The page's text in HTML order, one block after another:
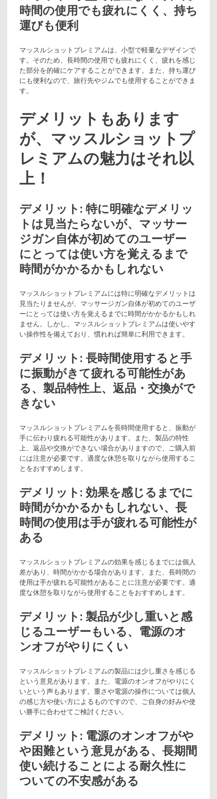
時間の使用でも疲れにくく、持ち
運びも便利
マッスルショットプレミアムは、小型で軽量なデザインで
す。そのため、長時間の使用でも疲れにくく、疲れを感じ
た部分を的確にケアすることができます。また、持ち運び
にも便利なので、旅行先やジムでも使用することができま
す。
デメリットもあります
が、マッスルショットプ
レミアムの魅力はそれ以
上！
デメリット: 特に明確なデメリッ
トは見当たらないが、マッサー
ジガン自体が初めてのユーザー
にとっては使い方を覚えるまで
時間がかかるかもしれない
マッスルショットプレミアムには特に明確なデメリットは
見当たりませんが、マッサージガン自体が初めてのユーザ
ーにとっては使い方を覚えるまでに時間がかかるかもしれ
ません。しかし、マッスルショットプレミアムは使いやす
い操作性を備えており、慣れれば簡単に利用できます。
デメリット: 長時間使用すると手
に振動がきて疲れる可能性があ
る、製品特性上、返品・交換がで
きない
マッスルショットプレミアムを長時間使用すると、振動が
手に伝わり疲れる可能性があります。また、製品の特性
上、返品や交換ができない場合がありますので、ご購入前
には注意が必要です。適度な休憩を取りながら使用するこ
とをおすすめします。
デメリット: 効果を感じるまでに
時間がかかるかもしれない、長
時間の使用は手が疲れる可能性が
ある
マッスルショットプレミアムの効果を感じるまでには個人
差があり、時間がかかる場合があります。また、長時間の
使用は手が疲れる可能性があることに注意が必要です。適
度な休憩を取りながら使用することをおすすめします。
デメリット: 製品が少し重いと感
じるユーザーもいる、電源のオ
ンオフがやりにくい
マッスルショットプレミアムの製品には少し重さを感じる
という意見があります。また、電源のオンオフがやりにく
いという声もあります。重さや電源の操作については個人
の感じ方や使い方によるものですので、ご自身の好みや使
い勝手に合わせてご検討ください。
デメリット: 電源のオンオフがや
や困難という意見がある、長期間
使い続けることによる耐久性に
ついての不安感がある